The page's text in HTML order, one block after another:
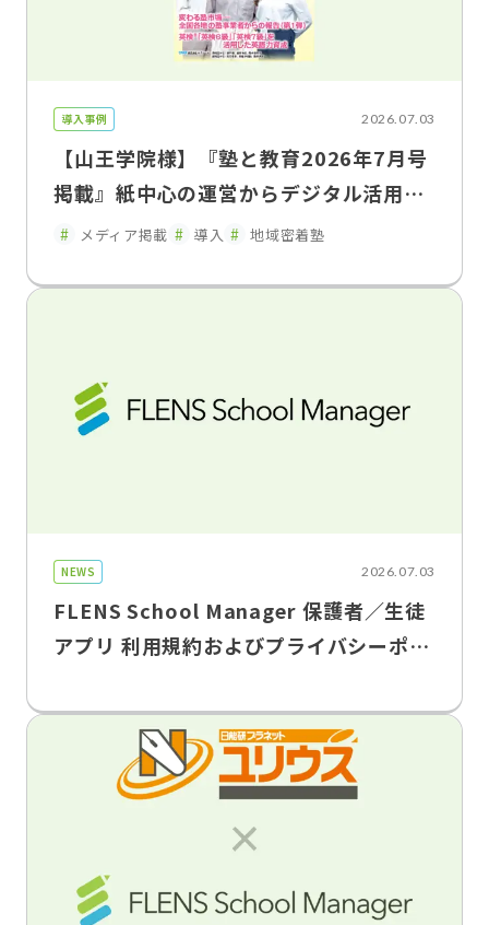
導入事例 2026.07.03
【山王学院様】『塾と教育2026年7月号
掲載』紙中心の運営からデジタル活用へ
保護者連携を強化し、教室運営を効率
ager導入効果
メディア掲載 導入 地域密着塾
NEWS 2026.07.03
FLENS School Manager 保護者／生徒
アプリ 利用規約およびプライバシーポリ